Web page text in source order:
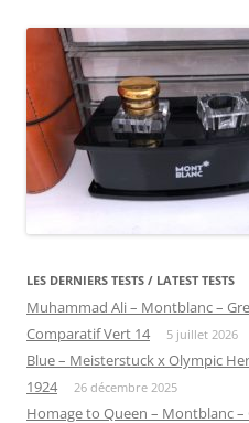
LES DERNIERS TESTS / LATEST TESTS
Muhammad Ali – Montblanc –
Comparatif Vert 14 5 juillet 2026
Blue – Meisterstuck x Olympic
1924
26 décembre 2025
Homage to Queen – Montblanc –